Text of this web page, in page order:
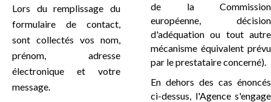
Lors du remplissage du
formulaire de contact,
sont collectés vos nom,
prénom, adresse
électronique et votre
message.
de la Commission
européenne, décision
d'adéquation ou tout autre
mécanisme équivalent prévu
par le prestataire concerné).
En dehors des cas énoncés
ci-dessus, l'Agence s'engage